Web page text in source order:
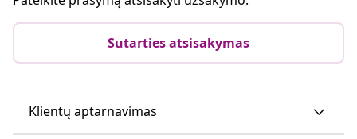
Sutarties atsisakymas
Klientų aptarnavimas